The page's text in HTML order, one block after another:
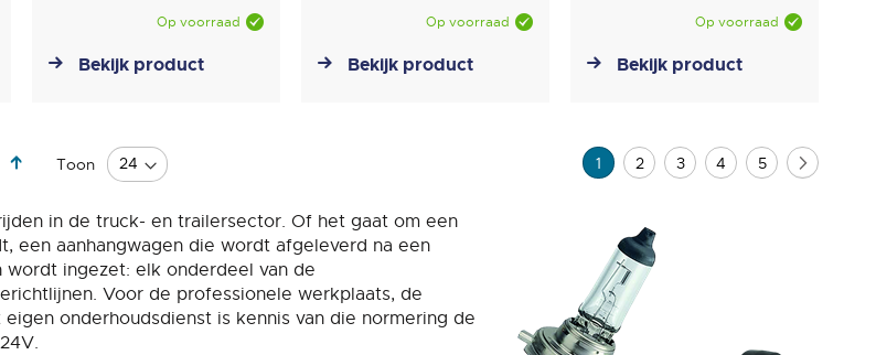
Op voorraad
Bekijk product
Op voorraad
Bekijk product
Op voorraad
Bekijk product
Van
laag
sorteren
Toon Pagina
U lees momenteel pagina
1 Pagina
2 Pagina
3 Pagina
4 Pagina
5 Pagina
in de truck- en trailersector. Of het gaat om een
een aanhangwagen die wordt afgeleverd na een
ingezet: elk onderdeel van de
Voor de professionele werkplaats, de
onderhoudsdienst is kennis van die normering de